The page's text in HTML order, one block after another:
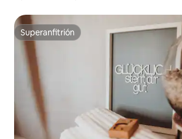
Superanfitrión
Superanfitrión